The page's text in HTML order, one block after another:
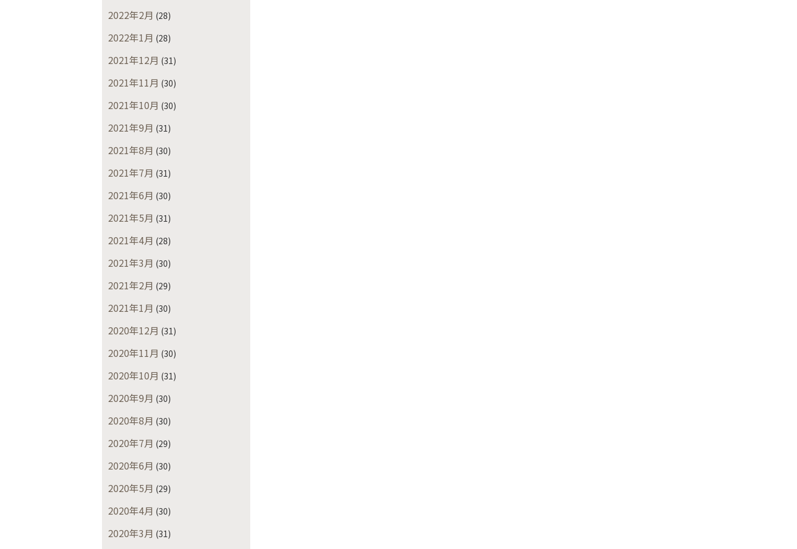
2022年2月 (28)
2022年1月 (28)
2021年12月 (31)
2021年11月 (30)
2021年10月 (30)
2021年9月 (31)
2021年8月 (30)
2021年7月 (31)
2021年6月 (30)
2021年5月 (31)
2021年4月 (28)
2021年3月 (30)
2021年2月 (29)
2021年1月 (30)
2020年12月 (31)
2020年11月 (30)
2020年10月 (31)
2020年9月 (30)
2020年8月 (30)
2020年7月 (29)
2020年6月 (30)
2020年5月 (29)
2020年4月 (30)
2020年3月 (31)